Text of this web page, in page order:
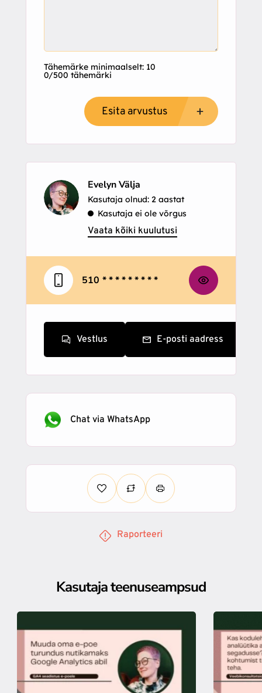
Tähemärke minimaalselt: 10
0/500 tähemärki
Esita arvustus
Evelyn Välja
Kasutaja olnud: 2 aastat
Kasutaja ei ole võrgus
Vaata kõiki kuulutusi
510 * * * * * * * * *
Vestlus E-posti aadress
Chat via WhatsApp
Raporteeri
Kasutaja teenuseampsud